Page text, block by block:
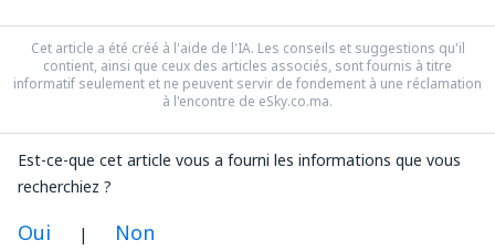
Cet article a été créé à l'aide de l'IA. Les conseils et suggestions qu'il
contient, ainsi que ceux des articles associés, sont fournis à titre
informatif seulement et ne peuvent servir de fondement à une réclamation
à l'encontre de eSky.co.ma.
Est-ce-que cet article vous a fourni les informations que vous
recherchiez ?
Oui | Non